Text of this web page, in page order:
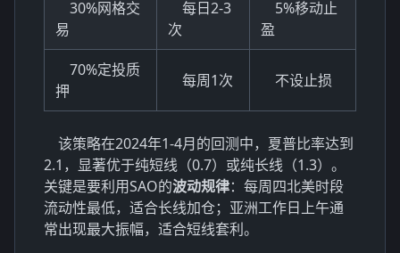
30%网格交
易
每日2-3
次
5%移动止
盈
70%定投质
押
每周1次 不设止损
该策略在2024年1-4月的回测中，夏普比率达到
2.1，显著优于纯短线（0.7）或纯长线（1.3）。
关键是要利用SAO的波动规律：每周四北美时段
流动性最低，适合长线加仓；亚洲工作日上午通
常出现最大振幅，适合短线套利。